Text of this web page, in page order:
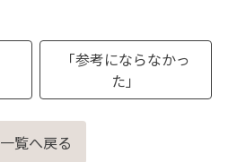
「参考にならなかっ
た」
一覧へ戻る